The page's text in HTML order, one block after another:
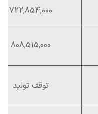
722,854,000
808,515,000
توقف تولید